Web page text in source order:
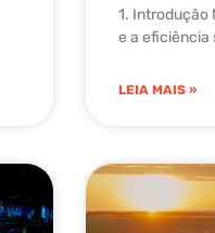
1. Introdução
e a eficiência
LEIA MAIS »